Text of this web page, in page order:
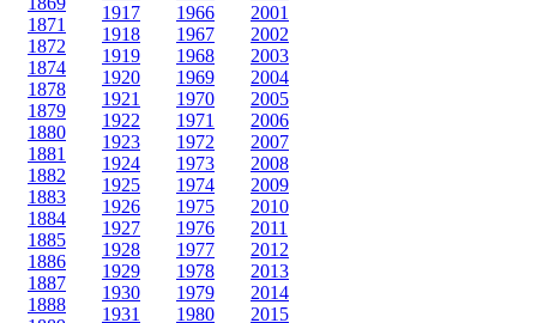
1871
1872
1874
1878
1879
1880
1881
1882
1883
1884
1885
1886
1887
1888
1917
1918
1919
1920
1921
1922
1923
1924
1925
1926
1927
1928
1929
1930
1931
1966
1967
1968
1969
1970
1971
1972
1973
1974
1975
1976
1977
1978
1979
1980
2001
2002
2003
2004
2005
2006
2007
2008
2009
2010
2011
2012
2013
2014
2015